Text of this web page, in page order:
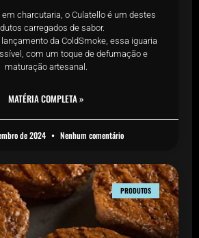
charcutaria, o Culatello é um destes
carregados de sabor.
da ColdSmoke, essa iguaria
com um toque de defumação e
maturação artesanal.
MATÉRIA COMPLETA »
de 2024 Nenhum comentário
PRODUTOS